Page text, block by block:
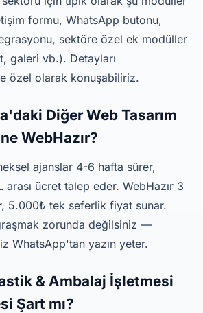
formu, WhatsApp butonu,
sektöre özel ek modüller
galeri vb.). Detayları
özel olarak konuşabiliriz.
Diğer Web Tasarım
WebHazır?
ajanslar 4-6 hafta sürer,
ücret talep eder. WebHazır 3
5.000₺ tek seferlik fiyat sunar.
zorunda değilsiniz —
WhatsApp'tan yazın yeter.
& Ambalaj İşletmesi
Şart mı?